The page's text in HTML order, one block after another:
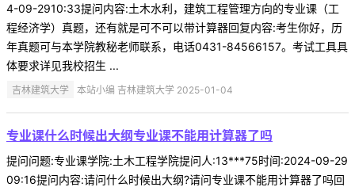
4-09-2910:33提问内容:土木水利，建筑工程管理方向的专业课（工
程经济学）真题，还有就是可不可以带计算器回复内容:考生你好，历
年真题可与本学院教秘老师联系，电话0431-84566157。考试工具具
体要求详见我校招生 ...
吉林建筑大学 本站小编 吉林建筑大学 2025-01-04
专业课什么时候出大纲专业课不能用计算器了吗
提问问题:专业课学院:土木工程学院提问人:13***75时间:2024-09-29
09:16提问内容:请问什么时候出大纲?请问专业课不能用计算器了吗回